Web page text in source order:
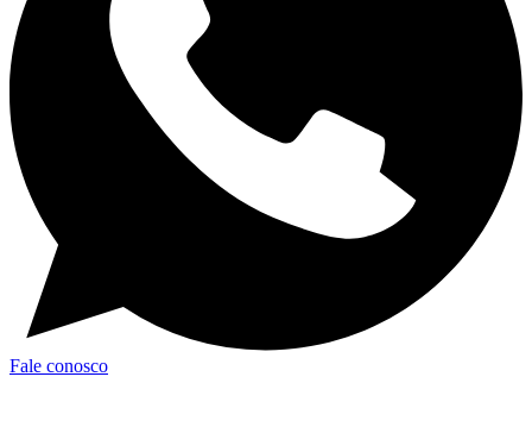
Fale conosco